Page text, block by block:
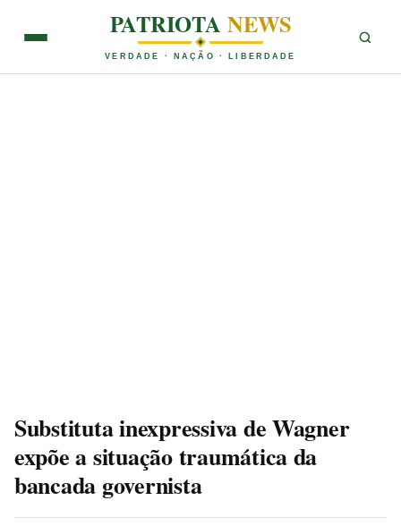
PATRIOTANEWS
VERDADE · NAÇÃO · LIBERDADE
Substituta inexpressiva de Wagner
expõe a situação traumática da
bancada governista